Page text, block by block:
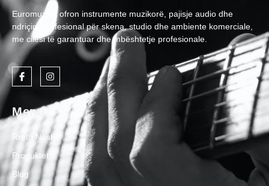
Euromuzika ofron instrumente muzikorë, pajisje audio dhe
ndriçim profesional për skena, studio dhe ambiente komerciale,
me cilësi të garantuar dhe mbështetje profesionale.
Menu
Rreth Nesh
Produktet
Blog